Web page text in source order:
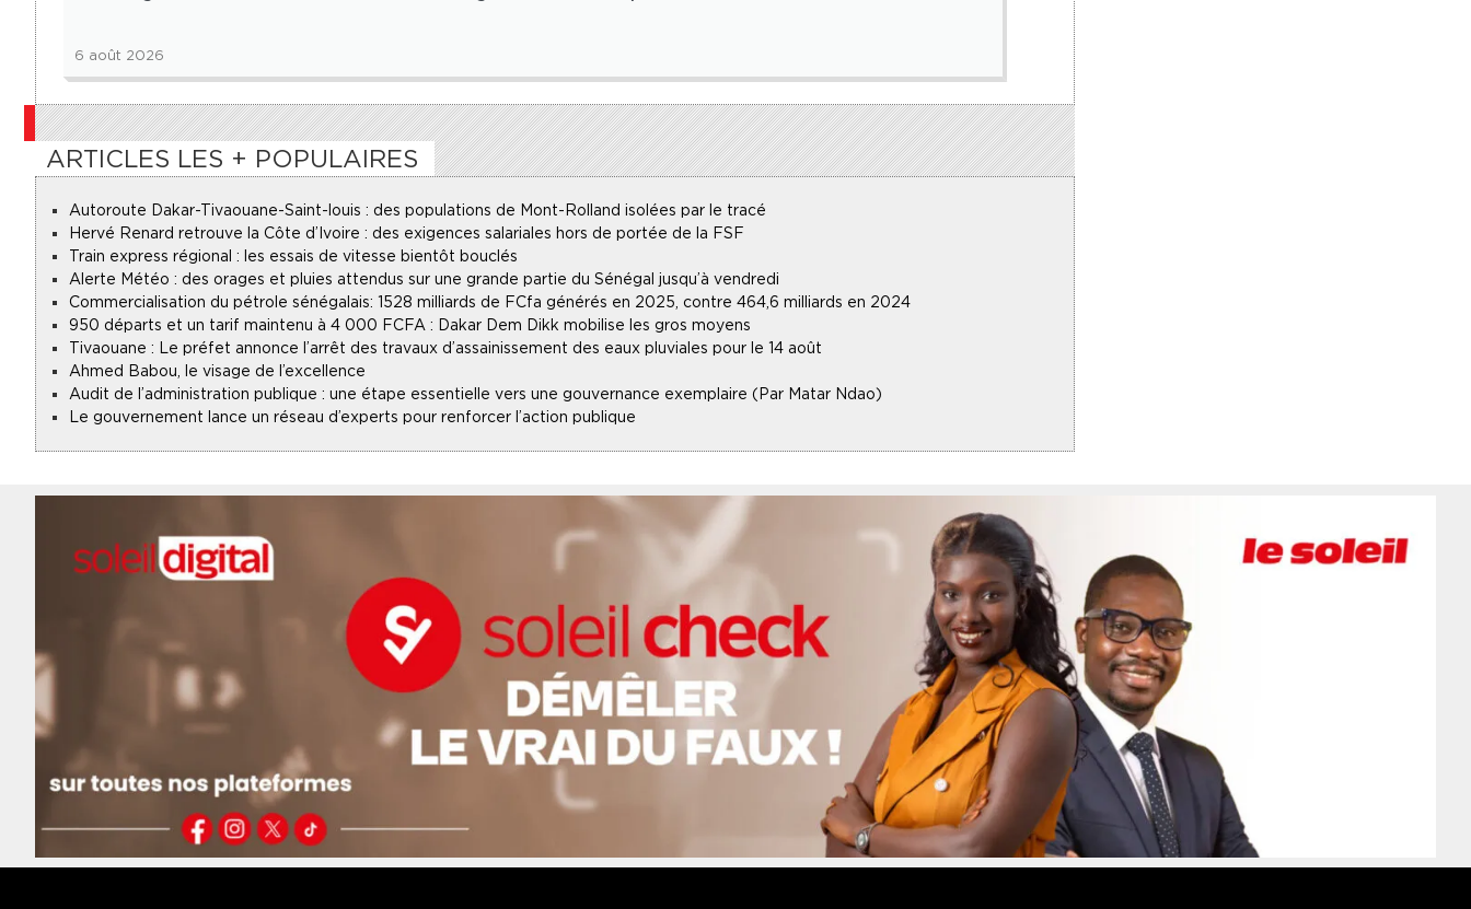
6 août 2026 4 août 2026
ARTICLES LES + POPULAIRES
Autoroute Dakar-Tivaouane-Saint-louis : des populations de Mont-Rolland isolées par le tracé
Hervé Renard retrouve la Côte d’Ivoire : des exigences salariales hors de portée de la FSF
Train express régional : les essais de vitesse bientôt bouclés
Alerte Météo : des orages et pluies attendus sur une grande partie du Sénégal jusqu’à vendredi
Commercialisation du pétrole sénégalais : 1528 milliards de FCfa générés en 2025, contre 464,6 milliards en 2024
950 départs et un tarif maintenu à 4 000 FCFA : Dakar Dem Dikk mobilise les gros moyens
Tivaouane : Le préfet annonce l’arrêt des travaux d’assainissement des eaux pluviales pour le 14 août
Ahmed Babou, le visage de l’excellence
Audit de l’administration publique : une étape essentielle vers une gouvernance exemplaire (Par Matar Ndao)
Le gouvernement lance un réseau d’experts pour renforcer l’action publique